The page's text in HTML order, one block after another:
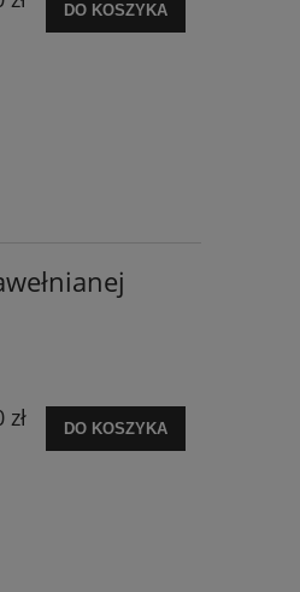
DO KOSZYKA
zł DO KOSZYKA